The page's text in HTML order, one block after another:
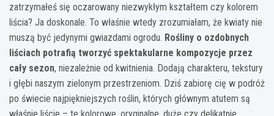
zatrzymałeś się oczarowany niezwykłym kształtem czy kolorem
liścia? Ja doskonale. To właśnie wtedy zrozumiałam, że kwiaty nie
muszą być jedynymi gwiazdami ogrodu. Rośliny o ozdobnych
liściach potrafią tworzyć spektakularne kompozycje przez
cały sezon, niezależnie od kwitnienia. Dodają charakteru, tekstury
i głębi naszym zielonym przestrzeniom. Dziś zabiorę cię w podróż
po świecie najpiękniejszych roślin, których głównym atutem są